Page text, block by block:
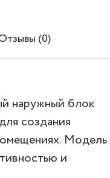
(0)
наружный блок
создания
Модель
и